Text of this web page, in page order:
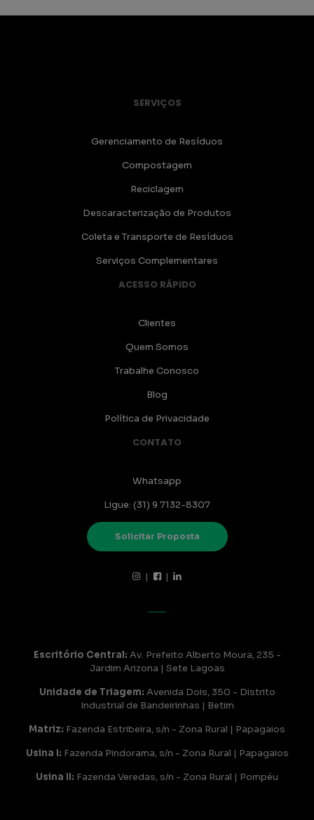
SERVIÇOS
Gerenciamento de Resíduos
Compostagem
Reciclagem
Descaracterização de Produtos
Coleta e Transporte de Resíduos
Serviços Complementares
ACESSO RÁPIDO
Clientes
Quem Somos
Trabalhe Conosco
Blog
Política de Privacidade
CONTATO
Whatsapp
Ligue: (31) 9 7132-8307
Solicitar Proposta
| |
Escritório Central: Av. Prefeito Alberto Moura, 235 -
Jardim Arizona | Sete Lagoas
Unidade de Triagem: Avenida Dois, 350 - Distrito
Industrial de Bandeirinhas | Betim
Matriz: Fazenda Estribeira, s/n - Zona Rural | Papagaios
Usina I: Fazenda Pindorama, s/n - Zona Rural | Papagaios
Usina II: Fazenda Veredas, s/n - Zona Rural | Pompéu